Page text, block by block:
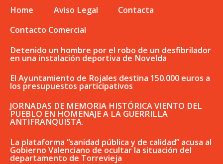
Home Aviso Legal
Contacta
Contacto Comercial
Detenido un hombre por el robo de un desfibrilador
en una instalación deportiva de Novelda
El Ayuntamiento de Rojales destina 150.000 euros a
los presupuestos participativos
JORNADAS DE MEMORIA HISTÓRICA VIENTO DEL
PUEBLO EN HOMENAJE A LA GUERRILLA
ANTIFRANQUISTA.
La plataforma “sanidad pública y de calidad” acusa al
Gobierno Valenciano de ocultar la situación del
departamento de Torrevieja